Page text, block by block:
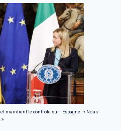
maintient le contrôle sur l'Espagne : « Nous
»